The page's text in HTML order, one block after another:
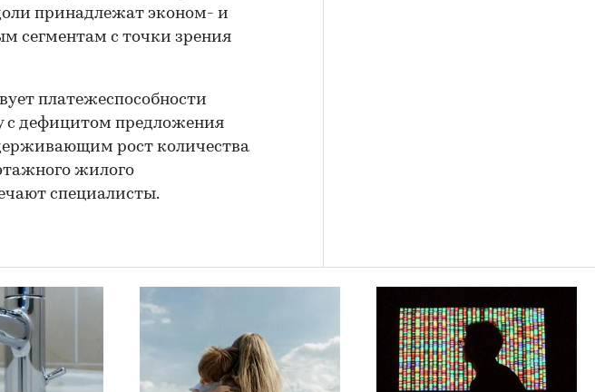
принадлежат эконом- и
сегментам с точки зрения
платежеспособности
с дефицитом предложения
рост количества
жилого
специалисты.